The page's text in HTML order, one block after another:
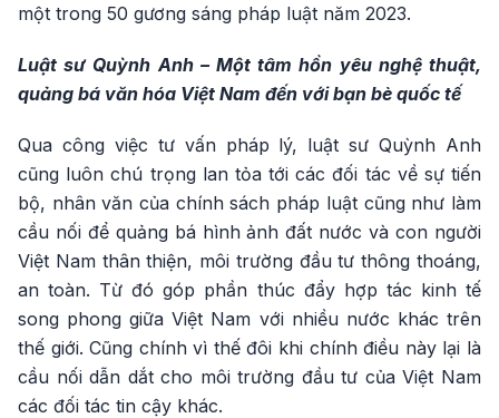
một trong 50 gương sáng pháp luật năm 2023.
Luật sư Quỳnh Anh – Một tâm hồn yêu nghệ thuật,
quảng bá văn hóa Việt Nam đến với bạn bè quốc tế
Qua công việc tư vấn pháp lý, luật sư Quỳnh Anh
cũng luôn chú trọng lan tỏa tới các đối tác về sự tiến
bộ, nhân văn của chính sách pháp luật cũng như làm
cầu nối để quảng bá hình ảnh đất nước và con người
Việt Nam thân thiện, môi trường đầu tư thông thoáng,
an toàn. Từ đó góp phần thúc đẩy hợp tác kinh tế
song phong giữa Việt Nam với nhiều nước khác trên
thế giới. Cũng chính vì thế đôi khi chính điều này lại là
cầu nối dẫn dắt cho môi trường đầu tư của Việt Nam
các đối tác tin cậy khác.